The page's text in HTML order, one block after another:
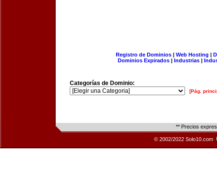
Registro de Dominios| Web Hosting |
Dominios Expirados | Industrias |
Categorías de Dominio:
[Pág.
** Precios
© 2002/2022 Solo10.com